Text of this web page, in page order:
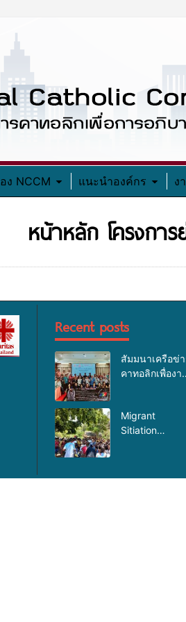
ง NCCM แนะนำองค์กร ง
หน้าหลัก โครงกา
Recent posts
สัมมนาเครือข่
คาทอลิกเพื่องา
Migrant
Sitiation